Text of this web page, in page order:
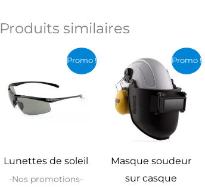
Produits similaires
Promo !
Lunettes de soleil
-Nos promotions-
était :
Le
prix
Promo !
Masque soudeur
sur casque
Le
prix
initial
était :
Le
prix